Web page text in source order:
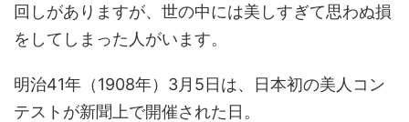
回しがありますが、世の中には美しすぎて思わぬ損
をしてしまった人がいます。
明治41年（1908年）3月5日は、日本初の美人コン
テストが新聞上で開催された日。